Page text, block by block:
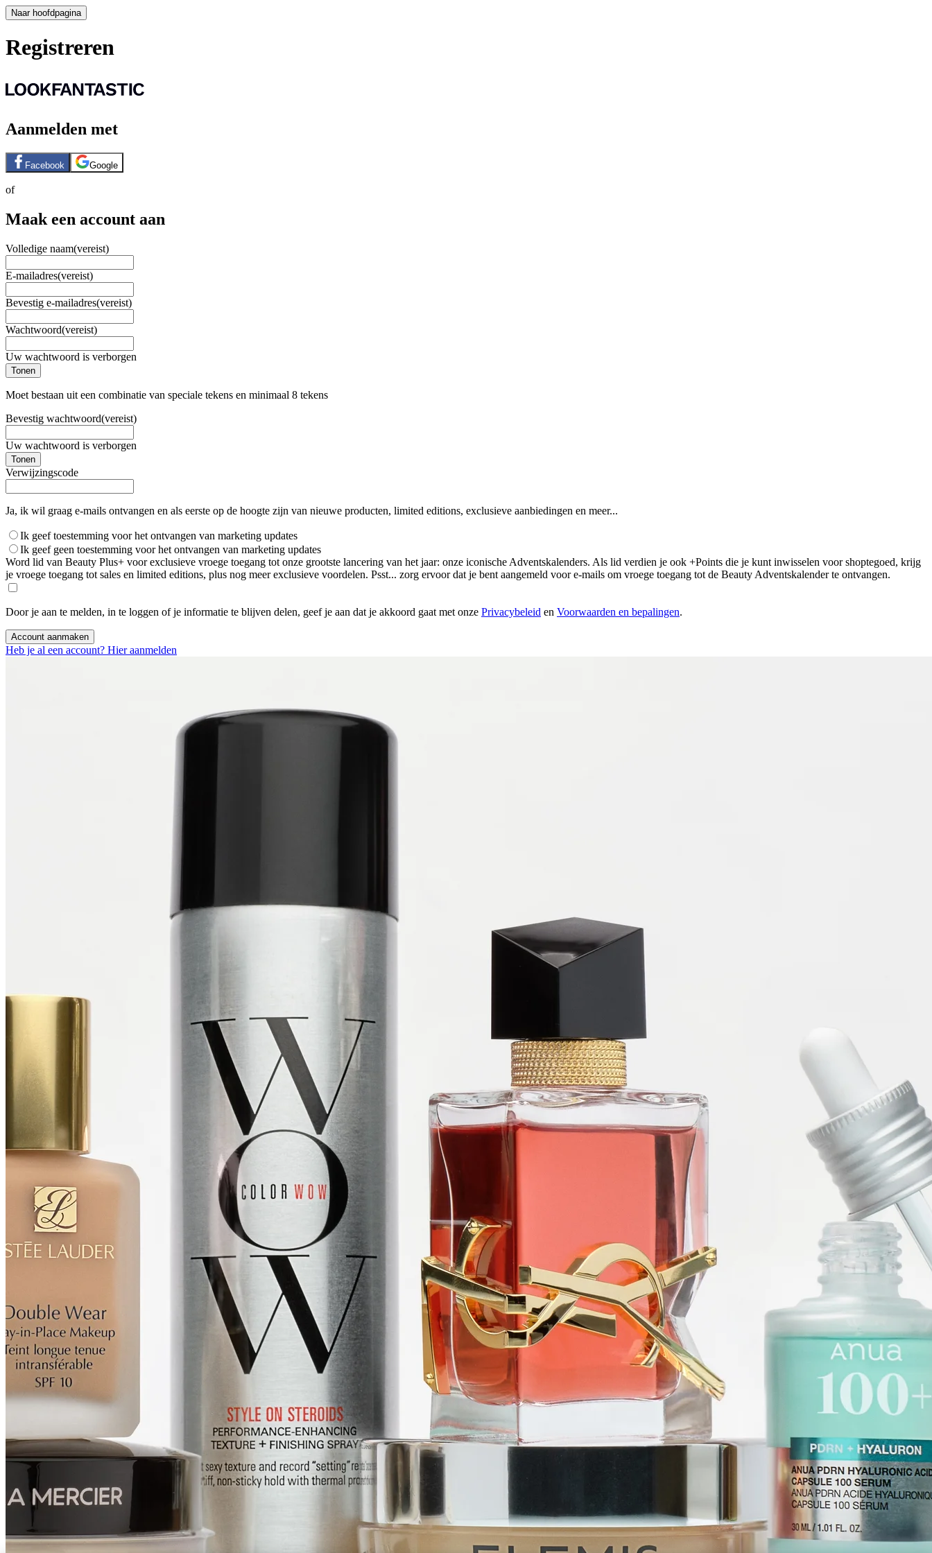
Naar hoofdpagina
Registreren
Aanmelden met
Facebook Google
of
Maak een account aan
Volledige naam(vereist)
E-mailadres(vereist)
Bevestig e-mailadres(vereist)
Wachtwoord(vereist)
Uw wachtwoord is verborgen
Tonen
Moet bestaan uit een combinatie van speciale tekens en minimaal 8 tekens
Bevestig wachtwoord(vereist)
Uw wachtwoord is verborgen
Tonen
Verwijzingscode
Ja, ik wil graag e-mails ontvangen en als eerste op de hoogte zijn van nieuwe producten, limited editions, exclusieve aanbiedingen en meer...
Ik geef toestemming voor het ontvangen van marketing updates
Ik geef geen toestemming voor het ontvangen van marketing updates
Word lid van Beauty Plus+ voor exclusieve vroege toegang tot onze grootste lancering van het jaar: onze iconische Adventskalenders. Als lid verdien je ook +Points die je kunt inwisselen voor shoptegoed, krijg
je vroege toegang tot sales en limited editions, plus nog meer exclusieve voordelen. Psst... zorg ervoor dat je bent aangemeld voor e-mails om vroege toegang tot de Beauty Adventskalender te ontvangen.
Door je aan te melden, in te loggen of je informatie te blijven delen, geef je aan dat je akkoord gaat met onze Privacybeleid en Voorwaarden en bepalingen.
Account aanmaken
Heb je al een account? Hier aanmelden